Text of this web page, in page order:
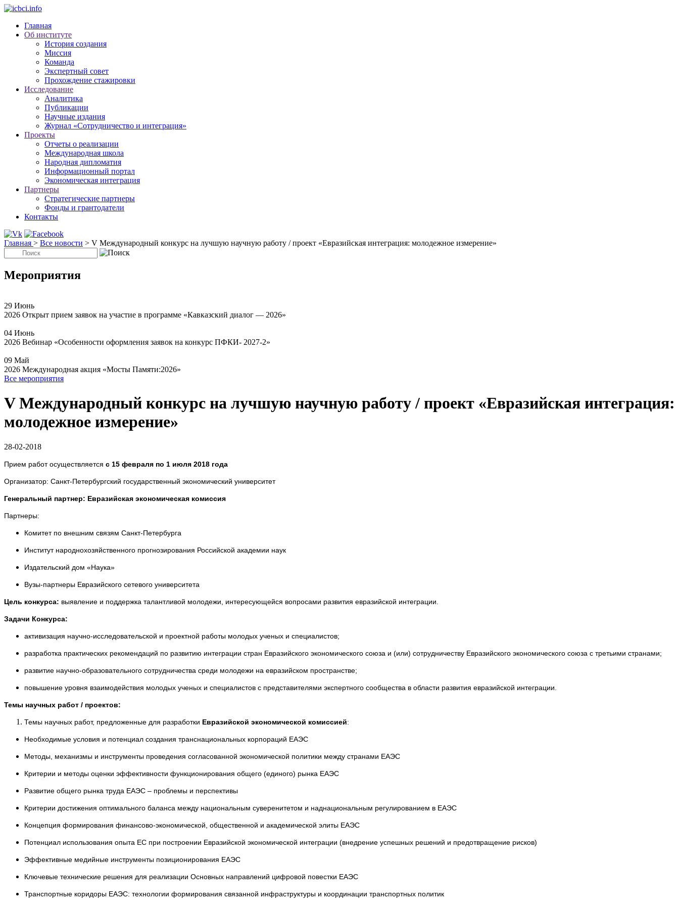
Главная
Об институте
История создания
Миссия
Команда
Экспертный совет
Прохождение стажировки
Исследование
Аналитика
Публикации
Научные издания
Журнал «Сотрудничество и интеграция»
Проекты
Отчеты о реализации
Международная школа
Народная дипломатия
Информационный портал
Экономическая интеграция
Партнеры
Стратегические партнеры
Фонды и грантодатели
Контакты
Главная > Все новости > V Международный конкурс на лучшую научную работу / проект «Евразийская интеграция: молодежное измерение»
Мероприятия
29 Июнь
2026 Открыт прием заявок на участие в программе «Кавказский диалог — 2026»
04 Июнь
2026 Вебинар «Особенности оформления заявок на конкурс ПФКИ- 2027-2»
09 Май
2026 Международная акция «Мосты Памяти:2026»
Все мероприятия
V Международный конкурс на лучшую научную работу / проект «Евразийская интеграция:
молодежное измерение»
28-02-2018
Прием работ осуществляется с 15 февраля по 1 июля 2018 года
Организатор: Санкт-Петербургский государственный экономический университет
Генеральный партнер: Евразийская экономическая комиссия
Партнеры:
Комитет по внешним связям Санкт-Петербурга
Институт народнохозяйственного прогнозирования Российской академии наук
Издательский дом «Наука»
Вузы-партнеры Евразийского сетевого университета
Цель конкурса: выявление и поддержка талантливой молодежи, интересующейся вопросами развития евразийской интеграции.
Задачи Конкурса:
активизация научно-исследовательской и проектной работы молодых ученых и специалистов;
разработка практических рекомендаций по развитию интеграции стран Евразийского экономического союза и (или) сотрудничеству Евразийского экономического союза с третьими странами;
развитие научно-образовательного сотрудничества среди молодежи на евразийском пространстве;
повышение уровня взаимодействия молодых ученых и специалистов с представителями экспертного сообщества в области развития евразийской интеграции.
Темы научных работ / проектов:
Темы научных работ, предложенные для разработки Евразийской экономической комиссией:
Необходимые условия и потенциал создания транснациональных корпораций ЕАЭС
Методы, механизмы и инструменты проведения согласованной экономической политики между странами ЕАЭС
Критерии и методы оценки эффективности функционирования общего (единого) рынка ЕАЭС
Развитие общего рынка труда ЕАЭС – проблемы и перспективы
Критерии достижения оптимального баланса между национальным суверенитетом и наднациональным регулированием в ЕАЭС
Концепция формирования финансово-экономической, общественной и академической элиты ЕАЭС
Потенциал использования опыта ЕС при построении Евразийской экономической интеграции (внедрение успешных решений и предотвращение рисков)
Эффективные медийные инструменты позиционирования ЕАЭС
Ключевые технические решения для реализации Основных направлений цифровой повестки ЕАЭС
Транспортные коридоры ЕАЭС: технологии формирования связанной инфраструктуры и координации транспортных политик